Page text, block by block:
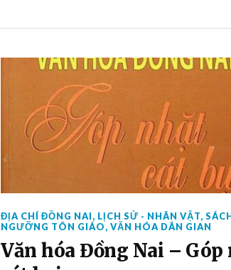
ĐỊA CHÍ ĐỒNG NAI, LỊCH SỬ - NHÂN VẬT,
NGƯỠNG TÔN GIÁO, VĂN HÓA DÂN GIAN
Văn hóa Đồng Nai – Góp